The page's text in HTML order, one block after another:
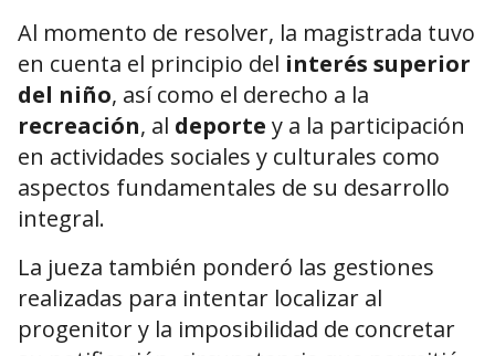
Al momento de resolver, la magistrada tuvo
en cuenta el principio del interés superior
del niño, así como el derecho a la
recreación, al deporte y a la participación
en actividades sociales y culturales como
aspectos fundamentales de su desarrollo
integral.
La jueza también ponderó las gestiones
realizadas para intentar localizar al
progenitor y la imposibilidad de concretar